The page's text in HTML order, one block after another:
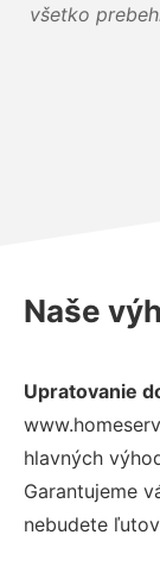
všetko
Naše
Upratovanie
hlavných
Garantujeme
nebudete